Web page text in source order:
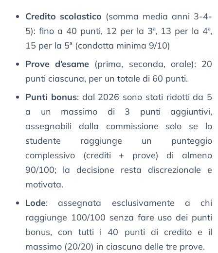
Credito scolastico (somma media anni 3-4-
5): fino a 40 punti, 12 per la 3ª, 13 per la 4ª,
15 per la 5ª (condotta minima 9/10)
Prove d’esame (prima, seconda, orale): 20
punti ciascuna, per un totale di 60 punti.
Punti bonus: dal 2026 sono stati ridotti da 5
a un massimo di 3 punti aggiuntivi,
assegnabili dalla commissione solo se lo
studente raggiunge un punteggio
complessivo (crediti + prove) di almeno
90/100; la decisione resta discrezionale e
motivata.
Lode: assegnata esclusivamente a chi
raggiunge 100/100 senza fare uso dei punti
bonus, con tutti i 40 punti di credito e il
massimo (20/20) in ciascuna delle tre prove.